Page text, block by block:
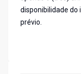
disponibilidade do
prévio.